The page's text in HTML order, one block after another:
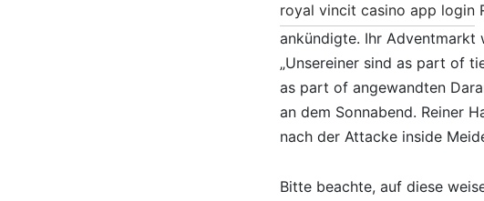
royal vincit casino app login
ankündigte. Ihr
„Unsereiner sind as part of
as part of angewandten
an dem Sonnabend. Reiner
nach der Attacke inside
Bitte beachte, auf diese